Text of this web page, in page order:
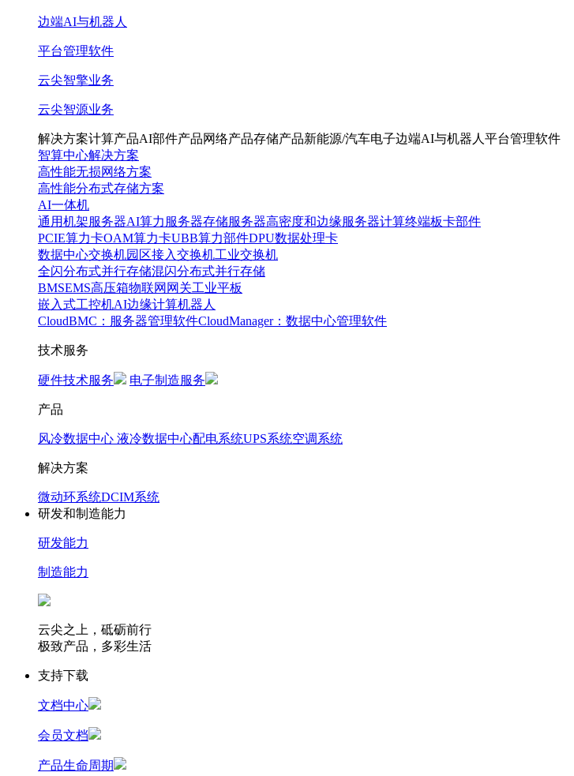
边端AI与机器人
平台管理软件
云尖智擎业务
云尖智源业务
解决方案计算产品AI部件产品网络产品存储产品新能源/汽车电子边端AI与机器人 平台管理软件
智算中心解决方案
高性能无损网络方案
高性能分布式存储方案
AI一体机
通用机架服务器AI算力服务器存储服务器高密度和边缘服务器计算终端板卡部件
PCIE算力卡OAM算力卡UBB算力部件DPU数据处理卡
数据中心交换机园区接入交换机工业交换机
全闪分布式并行存储混闪分布式并行存储
BMSEMS高压箱物联网网关工业平板
嵌入式工控机AI边缘计算机器人
CloudBMC：服务器管理软件CloudManager：数据中心管理软件
技术服务
硬件技术服务 电子制造服务
产品
风冷数据中心 液冷数据中心配电系统UPS系统空调系统
解决方案
微动环系统DCIM系统
研发和制造能力
研发能力
制造能力
云尖之上，砥砺前行
极致产品，多彩生活
支持下载
文档中心
会员文档
产品生命周期